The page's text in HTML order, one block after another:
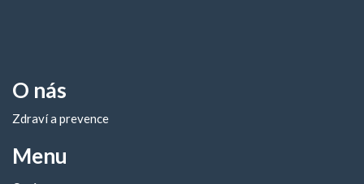
O nás
Zdraví a prevence
Menu